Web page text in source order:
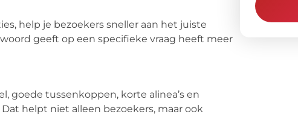
help je bezoekers sneller aan het juiste
geeft op een specifieke vraag heeft meer
goede tussenkoppen, korte alinea’s en
helpt niet alleen bezoekers, maar ook